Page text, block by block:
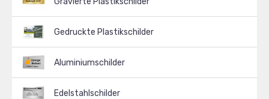
Gedruckte Plastikschilder
Aluminiumschilder
Edelstahlschilder